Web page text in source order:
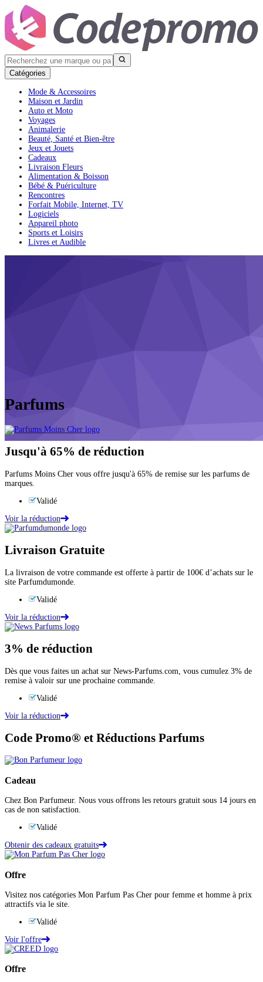
Catégories
Mode & Accessoires
Maison et Jardin
Auto et Moto
Voyages
Animalerie
Beauté, Santé et Bien-être
Jeux et Jouets
Cadeaux
Livraison Fleurs
Alimentation & Boisson
Bébé & Puériculture
Rencontres
Forfait Mobile, Internet, TV
Logiciels
Appareil photo
Sports et Loisirs
Livres et Audible
Parfums
Jusqu'à 65% de réduction
Parfums Moins Cher vous offre jusqu'à 65% de remise sur les parfums de
marques.
Validé
Voir la réduction
Livraison Gratuite
La livraison de votre commande est offerte à partir de 100€ d’achats sur le
site Parfumdumonde.
Validé
Voir la réduction
3% de réduction
Dès que vous faites un achat sur News-Parfums.com, vous cumulez 3% de
remise à valoir sur une prochaine commande.
Validé
Voir la réduction
Code Promo® et Réductions Parfums
Cadeau
Chez Bon Parfumeur. Nous vous offrons les retours gratuit sous 14 jours en
cas de non satisfaction.
Validé
Obtenir des cadeaux gratuits
Offre
Visitez nos catégories Mon Parfum Pas Cher pour femme et homme à prix
attractifs via le site.
Validé
Voir l'offre
Offre